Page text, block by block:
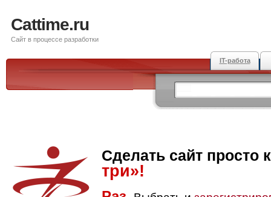
Cattime.ru
Сайт в процессе разработки
IT-работа
Сделать сайт просто
три»!